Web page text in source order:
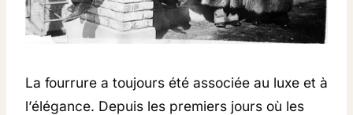
La fourrure a toujours été associée au luxe et à
l’élégance. Depuis les premiers jours où les